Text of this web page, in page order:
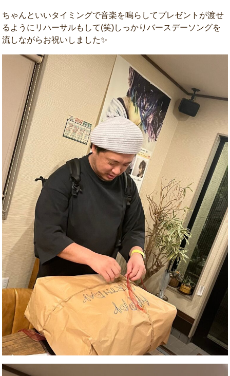
ちゃんといいタイミングで音楽を鳴らしてプレゼントが渡せ
るようにリハーサルもして(笑)しっかりバースデーソングを
流しながらお祝いしました✨